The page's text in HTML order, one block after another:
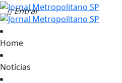
Entrar
Home
Notícias